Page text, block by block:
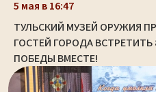
5 мая в 16:47
ТУЛЬСКИЙ МУЗЕЙ ОРУЖИЯ
ГОСТЕЙ ГОРОДА
ПОБЕДЫ ВМЕСТЕ!